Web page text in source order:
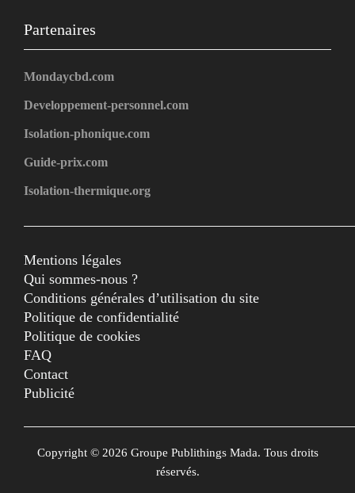
Partenaires
Mondaycbd.com
Developpement-personnel.com
Isolation-phonique.com
Guide-prix.com
Isolation-thermique.org
Mentions légales
Qui sommes-nous ?
Conditions générales d’utilisation du site
Politique de confidentialité
Politique de cookies
FAQ
Contact
Publicité
Copyright © 2026 Groupe Publithings Mada. Tous droits
réservés.